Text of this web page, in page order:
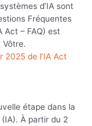
d’IA sont
Fréquentes
Act – FAQ) est
Vôtre.
2025 de l’IA Act
étape dans la
À partir du 2